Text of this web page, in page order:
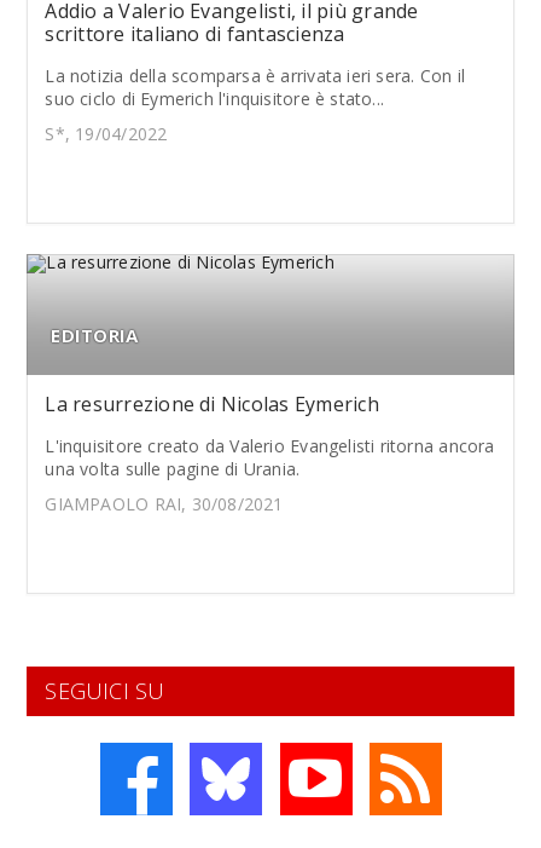
Addio a Valerio Evangelisti, il più grande
scrittore italiano di fantascienza
La notizia della scomparsa è arrivata ieri sera. Con il
suo ciclo di Eymerich l'inquisitore è stato...
S*, 19/04/2022
EDITORIA
La resurrezione di Nicolas Eymerich
L'inquisitore creato da Valerio Evangelisti ritorna ancora
una volta sulle pagine di Urania.
GIAMPAOLO RAI, 30/08/2021
SEGUICI SU